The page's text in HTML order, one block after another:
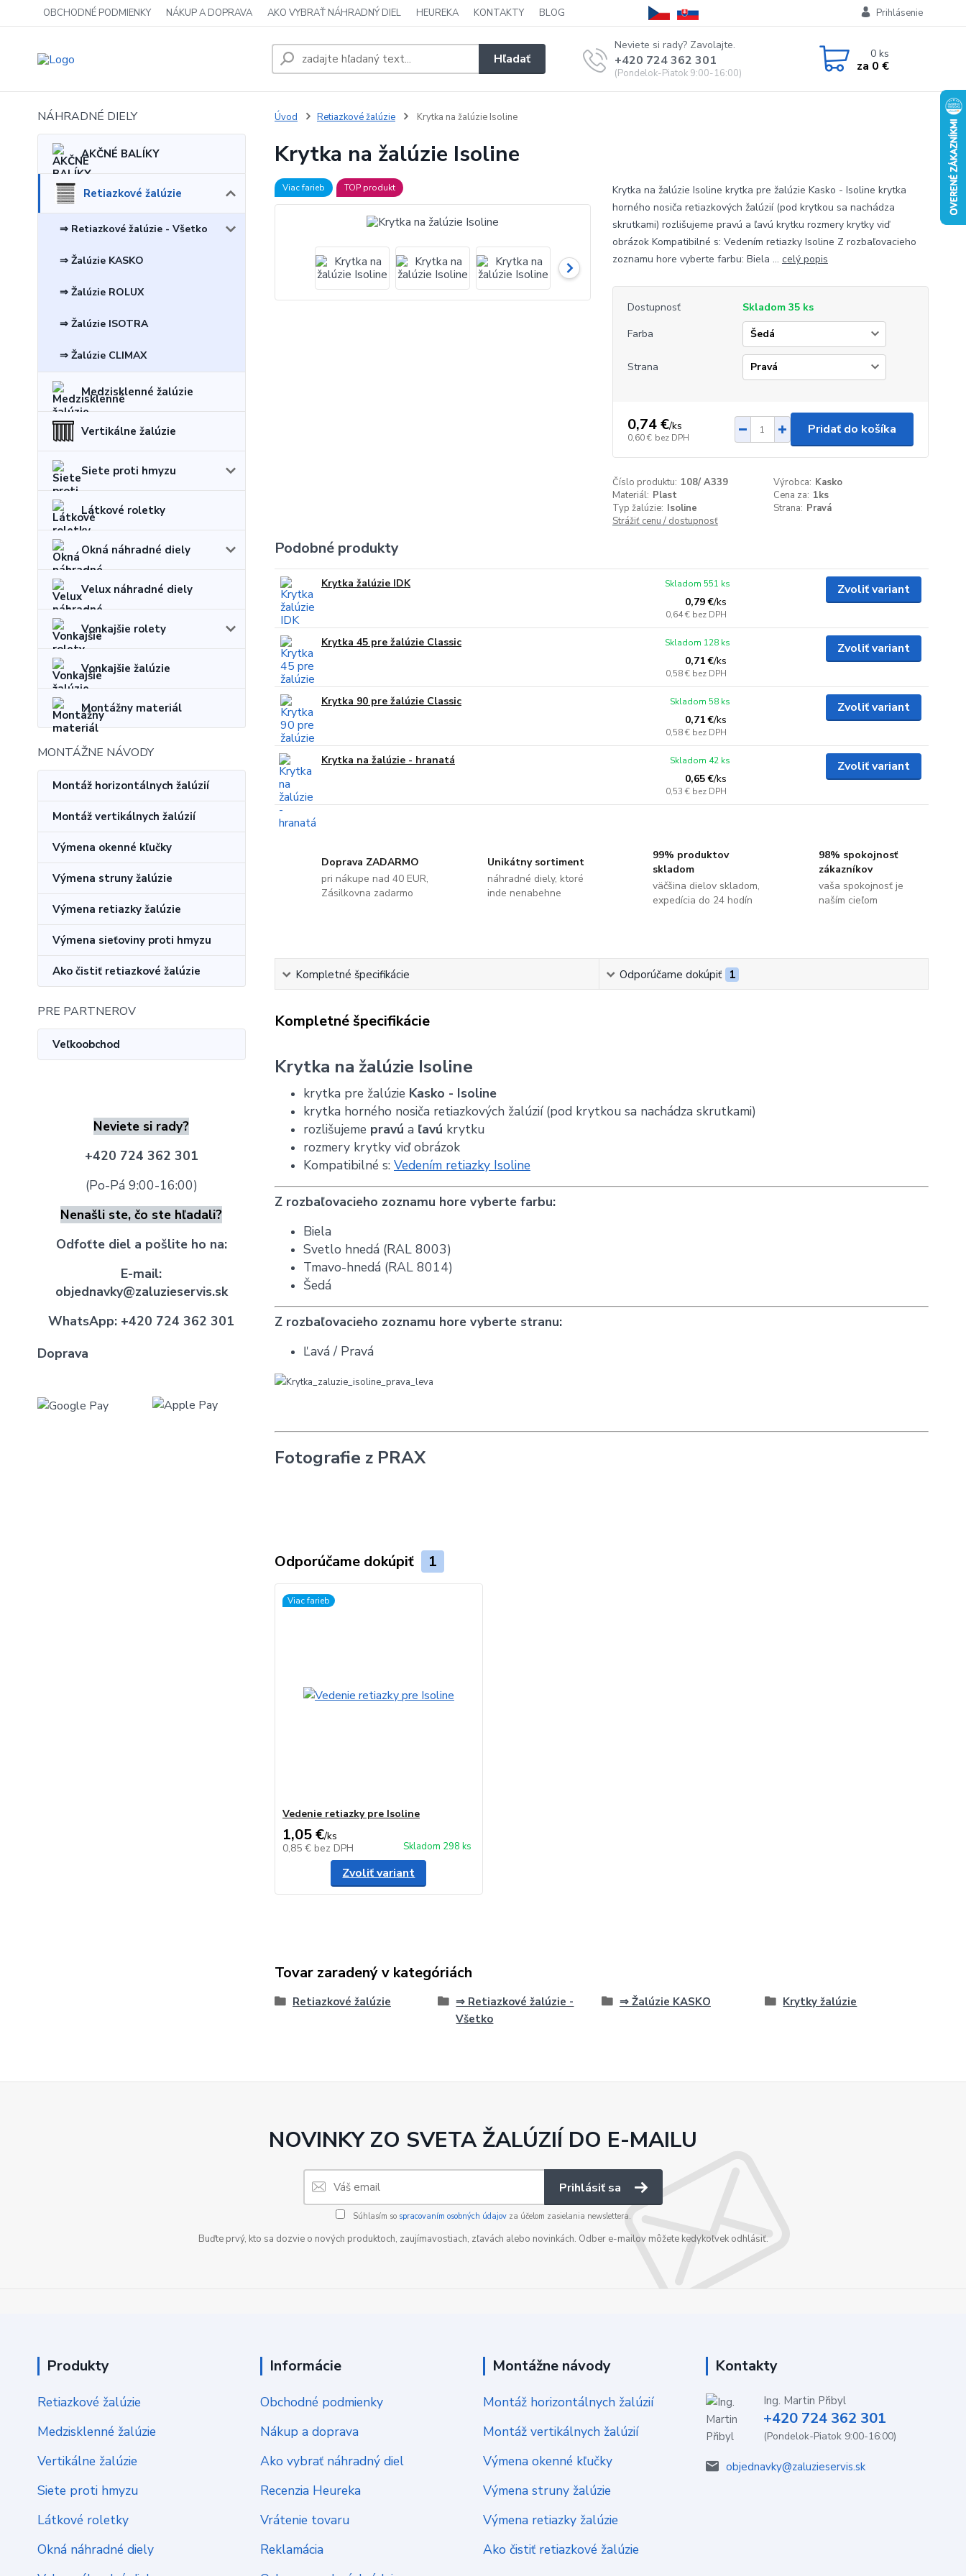
OBCHODNÉ PODMIENKY NÁKUP A DOPRAVA AKO VYBRAŤ NÁHRADNÝ DIEL HEUREKA KONTAKTY BLOG Prihlásenie
Hľadať
Neviete si rady? Zavolajte.
+420 724 362 301
(Pondelok-Piatok 9:00-16:00)
0ks
za 0 €
NÁHRADNÉ DIELY
AKČNÉ BALÍKY
Retiazkové žalúzie
⇒ Retiazkové žalúzie - Všetko
⇒ Žalúzie KASKO
⇒ Žalúzie ROLUX
⇒ Žalúzie ISOTRA
⇒ Žalúzie CLIMAX
Medzisklenné žalúzie
Vertikálne žalúzie
Siete proti hmyzu
Látkové roletky
Okná náhradné diely
Velux náhradné diely
Vonkajšie rolety
Vonkajšie žalúzie
Montážny materiál
MONTÁŽNE NÁVODY
Montáž horizontálnych žalúzií
Montáž vertikálnych žalúzií
Výmena okenné kľučky
Výmena struny žalúzie
Výmena retiazky žalúzie
Výmena sieťoviny proti hmyzu
Ako čistiť retiazkové žalúzie
PRE PARTNEROV
Veľkoobchod
Neviete si rady?
+420 724 362 301
(Po-Pá 9:00-16:00)
Nenašli ste, čo ste hľadali?
Odfoťte diel a pošlite ho na:
E-mail:
objednavky@zaluzieservis.sk
WhatsApp: +420 724 362 301
Doprava
Úvod Retiazkové žalúzie Krytka na žalúzie Isoline
Krytka na žalúzie Isoline
Viac farieb TOP produkt
Krytka na žalúzie Isoline krytka pre žalúzie Kasko - Isoline krytka
horného nosiča retiazkových žalúzií (pod krytkou sa nachádza
skrutkami) rozlišujeme pravú a ľavú krytku rozmery krytky viď
obrázok Kompatibilné s: Vedením retiazky Isoline Z rozbaľovacieho
zoznamu hore vyberte farbu: Biela ... celý popis
Dostupnosť
Skladom 35 ks
Farba
Strana
0,74 €/ks
0,60 € bez DPH
Pridať do košíka
Číslo produktu: 108/ A339 Výrobca: Kasko
Materiál: Plast Cena za: 1ks
Typ žalúzie: Isoline Strana: Pravá
Strážiť cenu / dostupnosť
Podobné produkty
Krytka žalúzie IDK
0,79 €/ks
0,64 € bez DPH
Skladom 551 ks Zvoliť variant
Krytka 45 pre žalúzie Classic
0,71 €/ks
0,58 € bez DPH
Skladom 128 ks Zvoliť variant
Krytka 90 pre žalúzie Classic
0,71 €/ks
0,58 € bez DPH
Skladom 58 ks Zvoliť variant
Krytka na žalúzie - hranatá
0,65 €/ks
0,53 € bez DPH
Skladom 42 ks Zvoliť variant
Doprava ZADARMO
pri nákupe nad 40 EUR,
Zásilkovna zadarmo
Unikátny sortiment
náhradné diely, ktoré
inde nenabehne
99% produktov
skladom
väčšina dielov skladom,
expedícia do 24 hodín
98% spokojnosť
zákazníkov
vaša spokojnosť je
naším cieľom
Kompletné špecifikácie Odporúčame dokúpiť 1
Kompletné špecifikácie
Krytka na žalúzie Isoline
krytka pre žalúzie Kasko - Isoline
krytka horného nosiča retiazkových žalúzií (pod krytkou sa nachádza skrutkami)
rozlišujeme pravú a ľavú krytku
rozmery krytky viď obrázok
Kompatibilné s: Vedením retiazky Isoline
Z rozbaľovacieho zoznamu hore vyberte farbu:
Biela
Svetlo hnedá (RAL 8003)
Tmavo-hnedá (RAL 8014)
Šedá
Z rozbaľovacieho zoznamu hore vyberte stranu:
Ľavá / Pravá
Fotografie z PRAX
Odporúčame dokúpiť 1
Viac farieb
Vedenie retiazky pre Isoline
1,05 €/ks
0,85 € bez DPH Skladom 298 ks
Zvoliť variant
Tovar zaradený v kategóriách
Retiazkové žalúzie
⇒ Retiazkové žalúzie -
Všetko
⇒ Žalúzie KASKO Krytky žalúzie
NOVINKY ZO SVETA ŽALÚZIÍ DO E-MAILU
Prihlásiť sa
Súhlasím so spracovaním osobných údajovza účelom zasielania newslettera.
Buďte prvý, kto sa dozvie o nových produktoch, zaujímavostiach, zľavách alebo novinkách. Odber e-mailov môžete kedykoľvek odhlásiť.
Produkty
Retiazkové žalúzie
Medzisklenné žalúzie
Vertikálne žalúzie
Siete proti hmyzu
Látkové roletky
Okná náhradné diely
Informácie
Obchodné podmienky
Nákup a doprava
Ako vybrať náhradný diel
Recenzia Heureka
Vrátenie tovaru
Reklamácia
Montážne návody
Montáž horizontálnych žalúzií
Montáž vertikálnych žalúzií
Výmena okenné kľučky
Výmena struny žalúzie
Výmena retiazky žalúzie
Ako čistiť retiazkové žalúzie
Kontakty
Ing. Martin Přibyl
+420 724 362 301
(Pondelok-Piatok 9:00-16:00)
objednavky@zaluzieservis.sk